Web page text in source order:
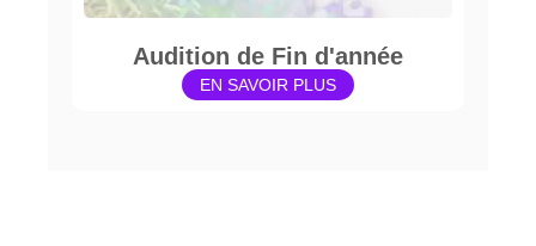
Audition de Fin d'année
EN SAVOIR PLUS